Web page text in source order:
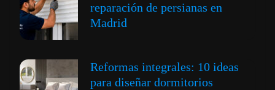
reparación de persianas en
Madrid
Reformas integrales: 10 ideas
para diseñar dormitorios